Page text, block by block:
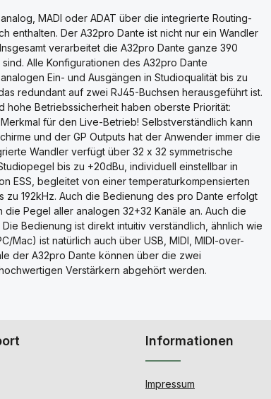
MADI oder ADAT über die integrierte Routing-
enthalten. Der A32pro Dante ist nicht nur ein Wandler
verarbeitet die A32pro Dante ganze 390
Alle Konfigurationen des A32pro Dante
Ein- und Ausgängen in Studioqualität bis zu
redundant auf zwei RJ45-Buchsen herausgeführt ist.
hohe Betriebssicherheit haben oberste Priorität:
für den Live-Betrieb! Selbstverständlich kann
und der GP Outputs hat der Anwender immer die
Wandler verfügt über 32 x 32 symmetrische
bis zu +20dBu, individuell einstellbar in
ESS, begleitet von einer temperaturkompensierten
192kHz. Auch die Bedienung des pro Dante erfolgt
Pegel aller analogen 32+32 Kanäle an. Auch die
Bedienung ist direkt intuitiv verständlich, ähnlich wie
Mac) ist natürlich auch über USB, MIDI, MIDI-over-
der A32pro Dante können über die zwei
Verstärkern abgehört werden.
Informationen
Impressum